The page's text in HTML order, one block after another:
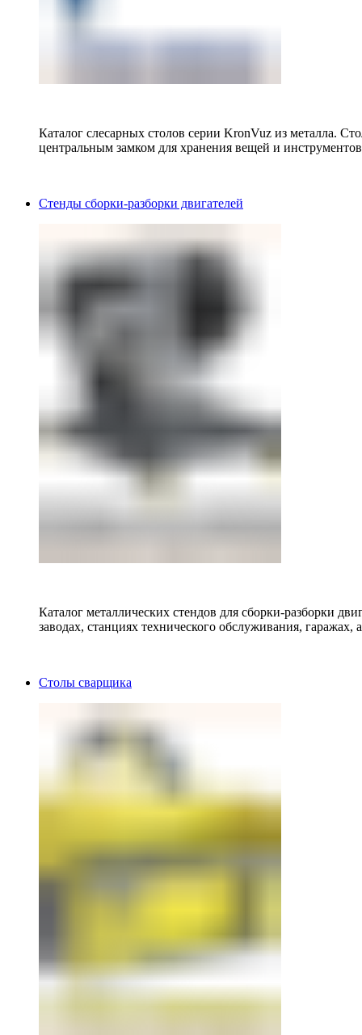
Каталог слесарных столов серии KronVuz из металла.
центральным замком для хранения вещей и
Стенды сборки-разборки двигателей
Каталог металлических стендов для сборки-разборки
заводах, станциях технического обслуживания, гаражах,
Столы сварщика